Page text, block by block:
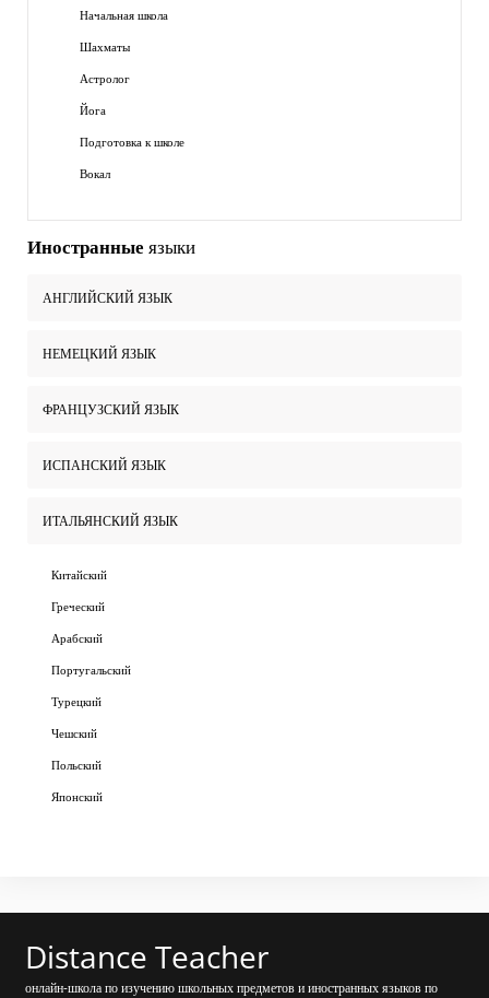
Начальная школа
Шахматы
Астролог
Йога
Подготовка к школе
Вокал
Иностранные языки
АНГЛИЙСКИЙ ЯЗЫК
НЕМЕЦКИЙ ЯЗЫК
ФРАНЦУЗСКИЙ ЯЗЫК
ИСПАНСКИЙ ЯЗЫК
ИТАЛЬЯНСКИЙ ЯЗЫК
Китайский
Греческий
Арабский
Португальский
Турецкий
Чешский
Польский
Японский
Distance Teacher
онлайн-школа по изучению школьных предметов и иностранных языков по